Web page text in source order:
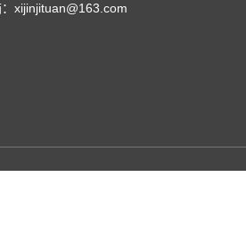
xijinjituan@163.com